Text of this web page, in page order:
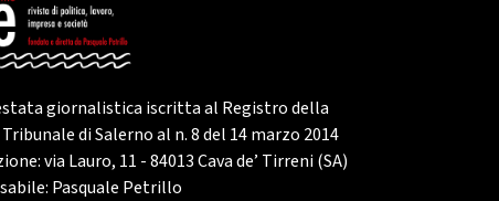
giornalistica iscritta al Registro della
di Salerno al n. 8 del 14 marzo 2014
via Lauro, 11 - 84013 Cava de’ Tirreni (SA)
Pasquale Petrillo